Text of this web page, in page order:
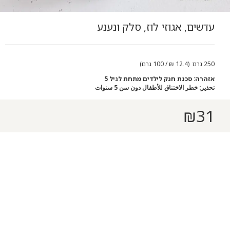
עדשים, אגוזי לוז, סלק ונענע
250 גרם (12.4 ₪ / 100 גרם)
אזהרה: סכנת חנק לילדים מתחת לגיל 5
تحذير: خطر الاختناق للأطفال دون سن 5 سنوات
31
₪